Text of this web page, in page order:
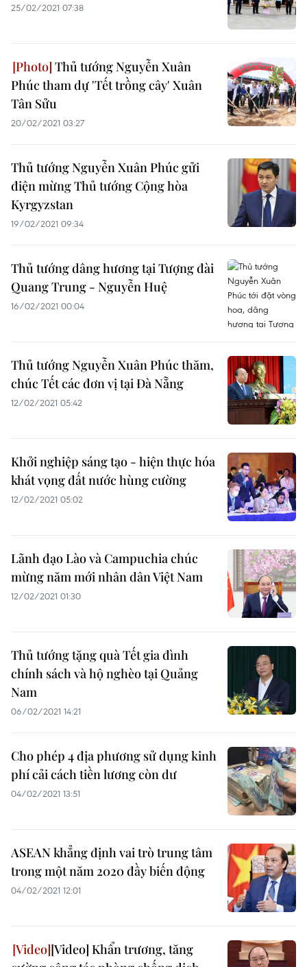
25/02/2021 07:38
Thủ tướng Nguyễn Xuân
Phúc tham dự 'Tết trồng cây' Xuân
Tân Sửu
20/02/2021 03:27
Thủ tướng Nguyễn Xuân Phúc gửi
điện mừng Thủ tướng Cộng hòa
Kyrgyzstan
19/02/2021 09:34
Thủ tướng dâng hương tại Tượng đài
Quang Trung - Nguyễn Huệ
16/02/2021 00:04
Thủ tướng Nguyễn Xuân Phúc thăm,
chúc Tết các đơn vị tại Đà Nẵng
12/02/2021 05:42
Khởi nghiệp sáng tạo - hiện thực hóa
khát vọng đất nước hùng cường
12/02/2021 05:02
Lãnh đạo Lào và Campuchia chúc
mừng năm mới nhân dân Việt Nam
12/02/2021 01:30
Thủ tướng tặng quà Tết gia đình
chính sách và hộ nghèo tại Quảng
Nam
06/02/2021 14:21
Cho phép 4 địa phương sử dụng kinh
phí cải cách tiền lương còn dư
04/02/2021 13:51
ASEAN khẳng định vai trò trung tâm
trong một năm 2020 đầy biến động
04/02/2021 12:01
[Video] Khẩn trương, tăng